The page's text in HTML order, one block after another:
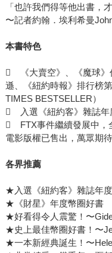
「也許我們得等他出書，
〜記者約翰．埃利希曼
本書特色
 《大賣空》、《魔球》
遜、《紐約時報》排行榜
TIMES BESTSELLER）
 入選《紐約客》雜誌年
 FTX事件繼續發展中，
電影版權已售出，萬眾期待
各界推薦
★入選《紐約客》雜誌年
★《財星》年度幣圈好書
★好看得令人震驚！〜
★史上最佳幣圈好書！〜
★一本新經典誕生！〜